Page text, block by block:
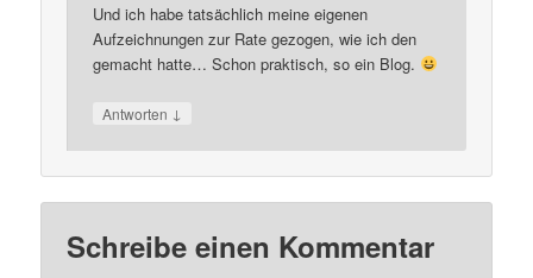
Und ich habe tatsächlich meine eigenen
Aufzeichnungen zur Rate gezogen, wie ich den
gemacht hatte… Schon praktisch, so ein Blog.
Antworten ↓
Schreibe einen Kommentar